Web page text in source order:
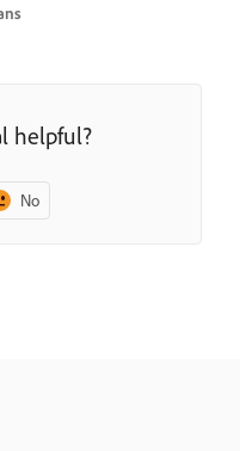
helpful?
No